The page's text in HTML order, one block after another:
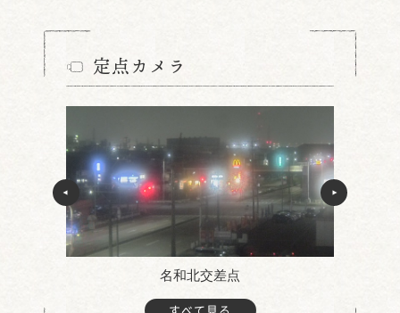
定点カメラ
名和北交差点
すべて見る